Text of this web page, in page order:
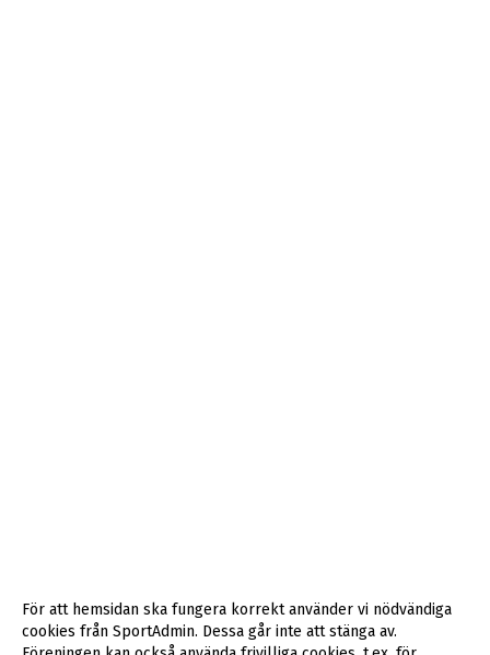
För att hemsidan ska fungera korrekt använder vi nödvändiga
cookies från SportAdmin. Dessa går inte att stänga av.